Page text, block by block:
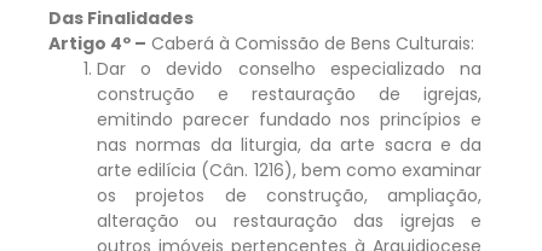
Das Finalidades
Artigo 4º – Caberá à Comissão de Bens Culturais:
Dar o devido conselho especializado na
construção e restauração de igrejas,
emitindo parecer fundado nos princípios e
nas normas da liturgia, da arte sacra e da
arte edilícia (Cân. 1216), bem como examinar
os projetos de construção, ampliação,
alteração ou restauração das igrejas e
outros imóveis pertencentes à Arquidiocese